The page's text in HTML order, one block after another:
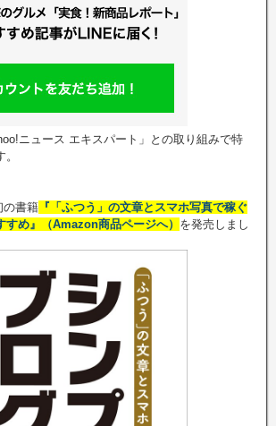
ニュース エキスパート」との取り組みで特
の書籍 『「ふつう」の文章とスマホ写真で稼ぐ
すめ』（Amazon商品ページへ） を発売しまし